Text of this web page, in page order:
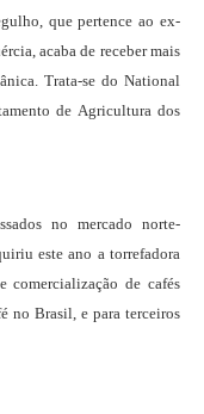
que pertence ao ex-
acaba de receber mais
Trata-se do National
de Agricultura dos
no mercado norte-
este ano a torrefadora
comercialização de cafés
no Brasil, e para terceiros